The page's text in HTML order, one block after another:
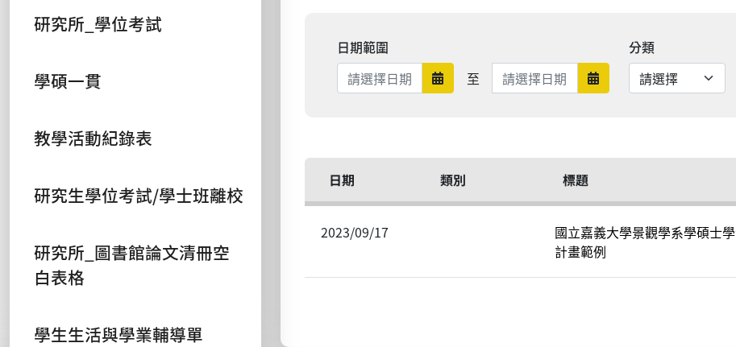
研究所_學位考試
學碩一貫
教學活動紀錄表
研究生學位考試/學士班離校
研究所_圖書館論文清冊空
白表格
學生生活與學業輔導單
日期範圍
日期範圍開始
至 日期範圍結束 日期範圍結束
分類
日期 類別 標題
2023/09/17
國立嘉義大學景觀學系學碩士
計畫範例